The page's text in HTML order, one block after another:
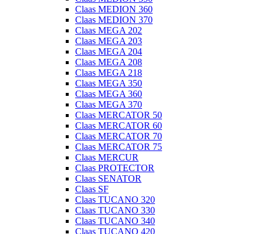
Claas MEDION 360
Claas MEDION 370
Claas MEGA 202
Claas MEGA 203
Claas MEGA 204
Claas MEGA 208
Claas MEGA 218
Claas MEGA 350
Claas MEGA 360
Claas MEGA 370
Claas MERCATOR 50
Claas MERCATOR 60
Claas MERCATOR 70
Claas MERCATOR 75
Claas MERCUR
Claas PROTECTOR
Claas SENATOR
Claas SF
Claas TUCANO 320
Claas TUCANO 330
Claas TUCANO 340
Claas TUCANO 420